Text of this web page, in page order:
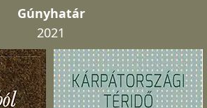
Gúnyhatár
2021